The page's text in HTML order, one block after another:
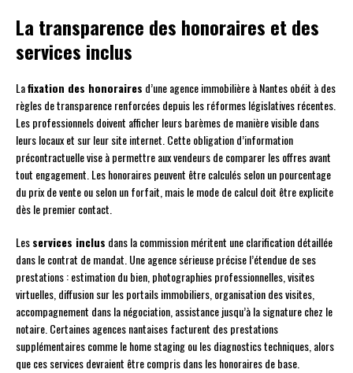
La transparence des honoraires et des
services inclus
Lafixation des honoraires d’une agence immobilière à Nantes obéit à des
règles de transparence renforcées depuis les réformes législatives récentes.
Les professionnels doivent afficher leurs barèmes de manière visible dans
leurs locaux et sur leur site internet. Cette obligation d’information
précontractuelle vise à permettre aux vendeurs de comparer les offres avant
tout engagement. Les honoraires peuvent être calculés selon un pourcentage
du prix de vente ou selon un forfait, mais le mode de calcul doit être explicite
dès le premier contact.
Lesservices inclus dans la commission méritent une clarification détaillée
dans le contrat de mandat. Une agence sérieuse précise l’étendue de ses
prestations : estimation du bien, photographies professionnelles, visites
virtuelles, diffusion sur les portails immobiliers, organisation des visites,
accompagnement dans la négociation, assistance jusqu’à la signature chez le
notaire. Certaines agences nantaises facturent des prestations
supplémentaires comme le home staging ou les diagnostics techniques, alors
que ces services devraient être compris dans les honoraires de base.